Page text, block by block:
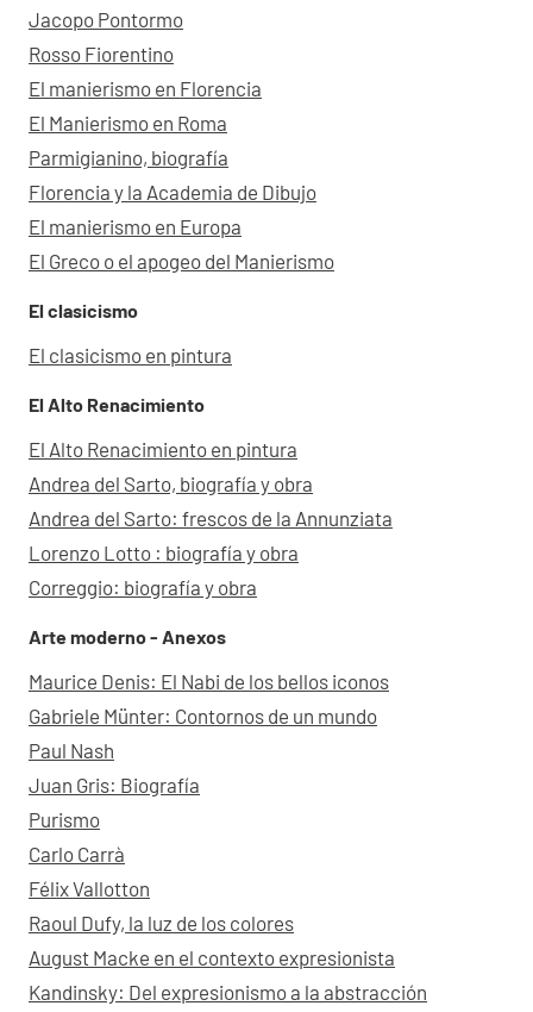
Jacopo Pontormo
Rosso Fiorentino
El manierismo en Florencia
El Manierismo en Roma
Parmigianino, biografía
Florencia y la Academia de Dibujo
El manierismo en Europa
El Greco o el apogeo del Manierismo
El clasicismo
El clasicismo en pintura
El Alto Renacimiento
El Alto Renacimiento en pintura
Andrea del Sarto, biografía y obra
Andrea del Sarto: frescos de la Annunziata
Lorenzo Lotto : biografía y obra
Correggio: biografía y obra
Arte moderno - Anexos
Maurice Denis: El Nabi de los bellos iconos
Gabriele Münter: Contornos de un mundo
Paul Nash
Juan Gris: Biografía
Purismo
Carlo Carrà
Félix Vallotton
Raoul Dufy, la luz de los colores
August Macke en el contexto expresionista
Kandinsky: Del expresionismo a la abstracción